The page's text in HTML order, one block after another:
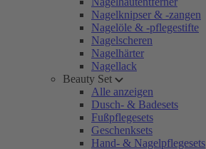
Nagelknipser & -zangen
Nagelöle & -pflegestifte
Nagelscheren
Nagelhärter
Nagellack
Beauty Set
Alle anzeigen
Dusch- & Badesets
Fußpflegesets
Geschenksets
Hand- & Nagelpflegesets